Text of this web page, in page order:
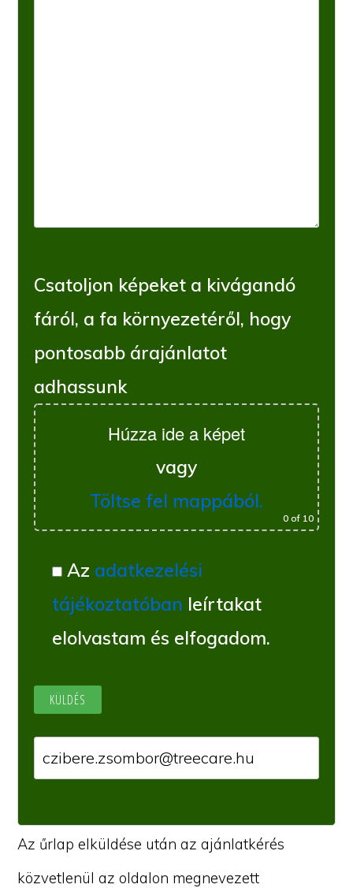
Csatoljon képeket a kivágandó
fáról, a fa környezetéről, hogy
pontosabb árajánlatot
adhassunk
Húzza ide a képet
vagy
Töltse fel mappából.
0of 10
Az adatkezelési
tájékoztatóban leírtakat
elolvastam és elfogadom.
Az űrlap elküldése után az ajánlatkérés
közvetlenül az oldalon megnevezett